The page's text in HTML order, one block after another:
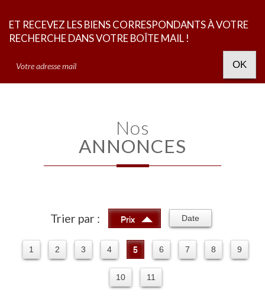
ET RECEVEZ LES BIENS CORRESPONDANTS À VOTRE
RECHERCHE DANS VOTRE BOÎTE MAIL !
OK
Nos
ANNONCES
Trier par : Prix Date
1 2 3 4 5 6 7 8 9
10 11